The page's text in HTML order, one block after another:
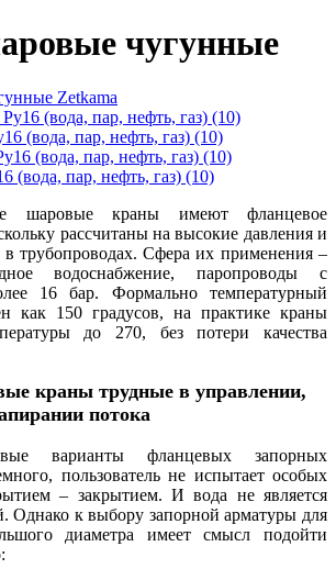
чугунные
Zetkama
(вода, пар, нефть, газ) (10)
(вода, пар, нефть, газ) (10)
шаровые краны имеют фланцевое
рассчитаны на высокие давления и
в трубопроводах. Сфера их применения –
водоснабжение, паропроводы с
16 бар. Формально температурный
как 150 градусов, на практике краны
до 270, без потери качества
краны трудные в управлении,
потока
варианты фланцевых запорных
пользователь не испытает особых
– закрытием. И вода не является
Однако к выбору запорной арматуры для
диаметра имеет смысл подойти